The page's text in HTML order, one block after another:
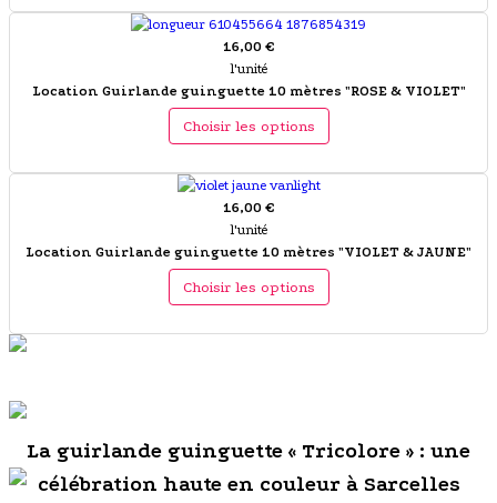
16,00 €
l'unité
Location Guirlande guinguette 10 mètres "ROSE & VIOLET"
Choisir les options
16,00 €
l'unité
Location Guirlande guinguette 10 mètres "VIOLET & JAUNE"
Choisir les options
La guirlande guinguette « Tricolore » : une
célébration haute en couleur à Sarcelles